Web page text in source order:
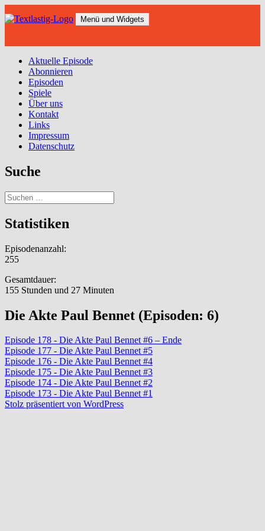
Inhalt
Menü und Widgets
Aktuelle Episode
Abonnieren
Episoden
Spiele
Über uns
Kontakt
Links
Impressum
Datenschutz
Suche
Suchen
nach:
Statistiken
Episodenanzahl:
255
Gesamtdauer:
155 Stunden und 27 Minuten
Die Akte Paul Bennet (Episoden: 6)
Episode 178 - Die Akte Paul Bennet #6 – Ende
Episode 177 - Die Akte Paul Bennet #5
Episode 176 - Die Akte Paul Bennet #4
Episode 175 - Die Akte Paul Bennet #3
Episode 174 - Die Akte Paul Bennet #2
Episode 173 - Die Akte Paul Bennet #1
Stolz präsentiert von WordPress